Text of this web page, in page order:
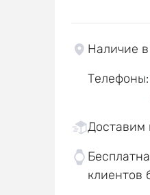
Наличие
Телефоны:
Доставим
клиентов